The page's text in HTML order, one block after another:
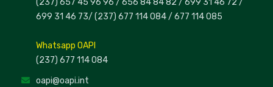
(237) 657 45 96 96 / 656 84 84 82 / 699 31 46 72 /
699 31 46 73/ (237) 677 114 084 / 677 114 085
Whatsapp OAPI
(237) 677 114 084
oapi@oapi.int